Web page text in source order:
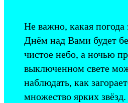
Не важно, какая погода
Днём над Вами будет
чистое небо, а ночью
выключенном свете
наблюдать, как
множество ярких звёзд.